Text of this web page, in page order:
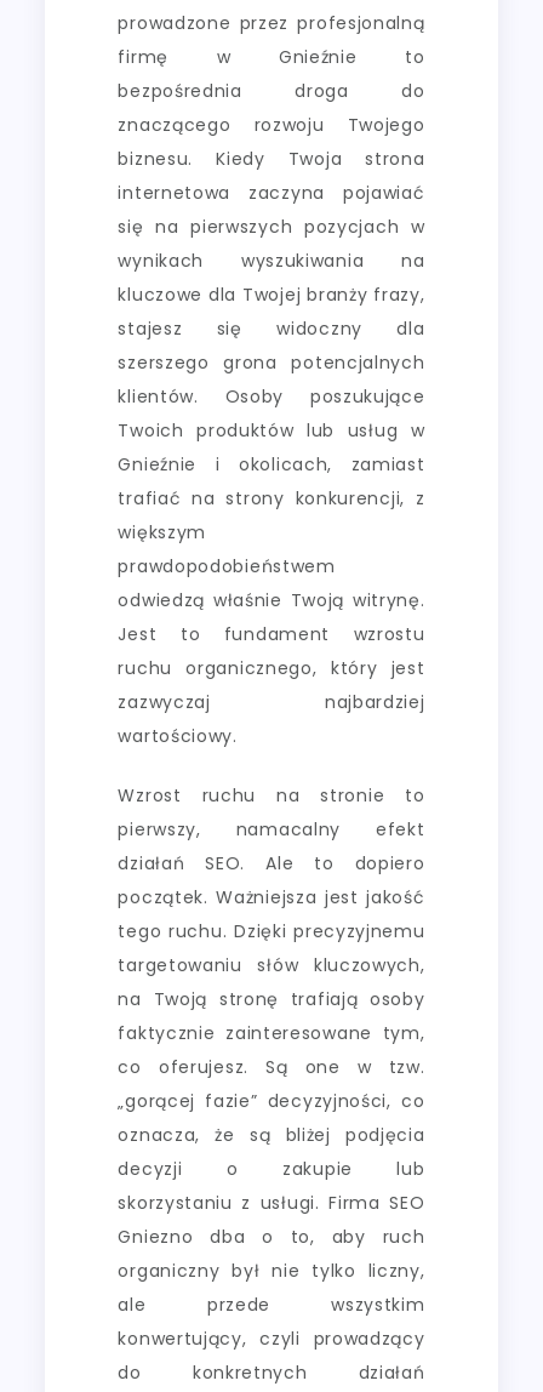
prowadzone przez profesjonalną
firmę w Gnieźnie to
bezpośrednia droga do
znaczącego rozwoju Twojego
biznesu. Kiedy Twoja strona
internetowa zaczyna pojawiać
się na pierwszych pozycjach w
wynikach wyszukiwania na
kluczowe dla Twojej branży frazy,
stajesz się widoczny dla
szerszego grona potencjalnych
klientów. Osoby poszukujące
Twoich produktów lub usług w
Gnieźnie i okolicach, zamiast
trafiać na strony konkurencji, z
większym
prawdopodobieństwem
odwiedzą właśnie Twoją witrynę.
Jest to fundament wzrostu
ruchu organicznego, który jest
zazwyczaj najbardziej
wartościowy.
Wzrost ruchu na stronie to
pierwszy, namacalny efekt
działań SEO. Ale to dopiero
początek. Ważniejsza jest jakość
tego ruchu. Dzięki precyzyjnemu
targetowaniu słów kluczowych,
na Twoją stronę trafiają osoby
faktycznie zainteresowane tym,
co oferujesz. Są one w tzw.
„gorącej fazie” decyzyjności, co
oznacza, że są bliżej podjęcia
decyzji o zakupie lub
skorzystaniu z usługi. Firma SEO
Gniezno dba o to, aby ruch
organiczny był nie tylko liczny,
ale przede wszystkim
konwertujący, czyli prowadzący
do konkretnych działań